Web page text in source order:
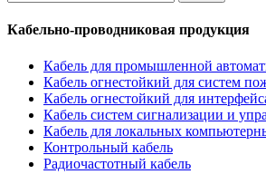
Кабельно-проводниковая продукция
Кабель для промышленной
Кабель огнестойкий для систем
Кабель огнестойкий для
Кабель систем сигнализации и
Кабель для локальных
Контрольный кабель
Радиочастотный кабель